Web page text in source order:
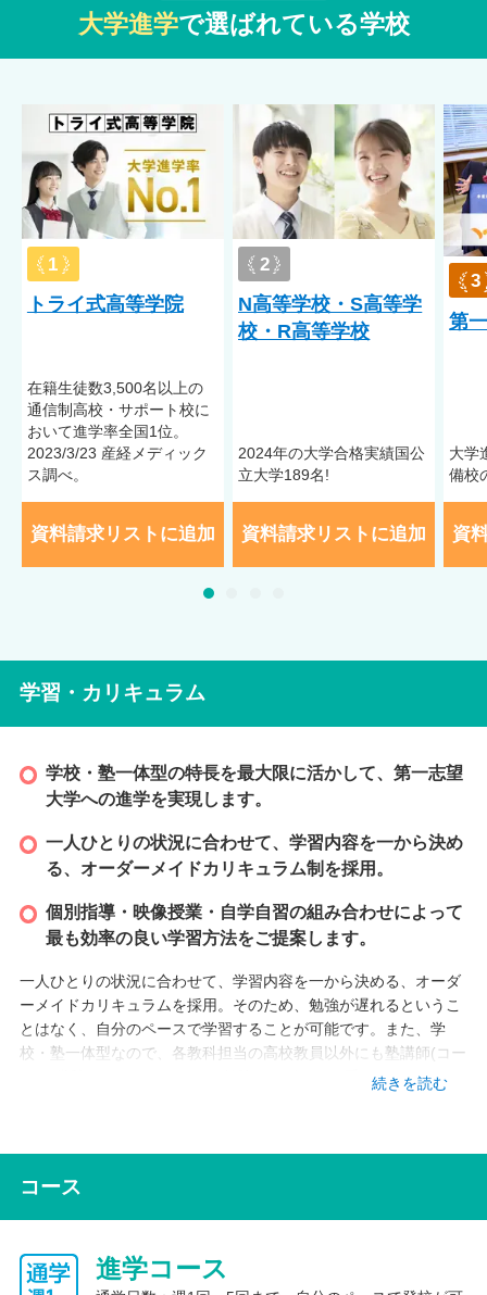
ゴールフリー高等学院は、高校卒業は「ゴール」ではない、長
生徒が卒業後も自分の人生を自分らしく過ごせるように、卒業
する時には生活面や精神面でも自立している状態を目指して
日々サポートしています。学校に通うことへの不安、人間関係
の悩み、将来への戸惑いなど、生徒が抱えるさまざまな気持ち
に寄り添い、一緒に解決の道を探します。「もっと頑張れ」と
いう漠然とした励ましではなく、日常生活や学習の中で「どの
ように取り組めば良いか」を一緒に考えます。小さな困りごと
も気軽に相談できるように最低でも月に１回は先生との二者面
談を実施しており、安心して相談できる環境を整えています。
また、生活リズムを整えたい、登校の習慣をつけたい生徒のた
めに、平日は毎日開校。週〇日コースという設定はしていませ
ラックスして過ごせる居場所があります。心の安定が学びへの
意欲につながると信じていますので、教職員一同、毎日温かく
支えていきます。
1クラス10名以下 午後スタートカリキュラム 保護者相談
受入実績
不登校／アスペルガー症候群（AS）／自閉症スペクトラム
※受入実績は、受入れを確定するものではありません。症状に
よって異なりますので、詳しくは学校へお問い合わせくださ
い。
大学進学で選ばれている学校
1
トライ式高等学院
在籍⽣徒数3,500名以上の
通信制⾼校・サポート校に
おいて進学率全国1位。
2023/3/23 産経メディック
ス調べ。
資料請求リストに追加
2
N高等学校・S高等学
校・R高等学校
2024年の大学合格実績国公
立大学189名!
資料請求リストに追加
3
第
大学
備校
資
学習・カリキュラム
学校・塾一体型の特長を最大限に活かして、第一志望
大学への進学を実現します。
一人ひとりの状況に合わせて、学習内容を一から決め
る、オーダーメイドカリキュラム制を採用。
個別指導・映像授業・自学自習の組み合わせによって
最も効率の良い学習方法をご提案します。
一人ひとりの状況に合わせて、学習内容を一から決める、オーダ
ーメイドカリキュラムを採用。そのため、勉強が遅れるというこ
とはなく、自分のペースで学習することが可能です。また、学
校・塾一体型なので、各教科担当の高校教員以外にも塾講師(コー
チ)が常駐しており、いつでも勉強のサポートを受けることができ
学校と自宅の両方で、プロの予備校講師による映像授業をいつで
続きを読む
コース
進学コース